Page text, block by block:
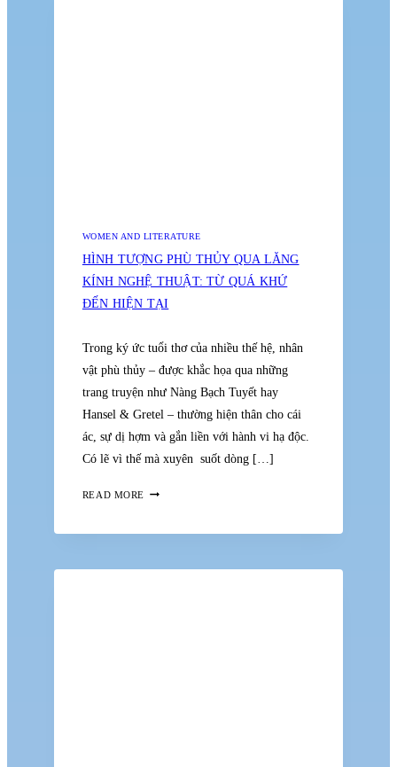
WOMEN AND LITERATURE
HÌNH TƯỢNG PHÙ THỦY QUA LĂNG
KÍNH NGHỆ THUẬT: TỪ QUÁ KHỨ
ĐẾN HIỆN TẠI
Trong ký ức tuổi thơ của nhiều thế hệ, nhân
vật phù thủy – được khắc họa qua những
trang truyện như Nàng Bạch Tuyết hay
Hansel & Gretel – thường hiện thân cho cái
ác, sự dị hợm và gắn liền với hành vi hạ độc.
Có lẽ vì thế mà xuyên suốt dòng […]
READ MORE HÌNH